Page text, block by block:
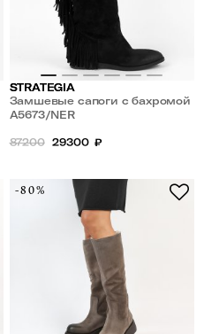
STRATEGIA
Замшевые сапоги с бахромой
A5673/NER
87200 29300 ₽
-80%